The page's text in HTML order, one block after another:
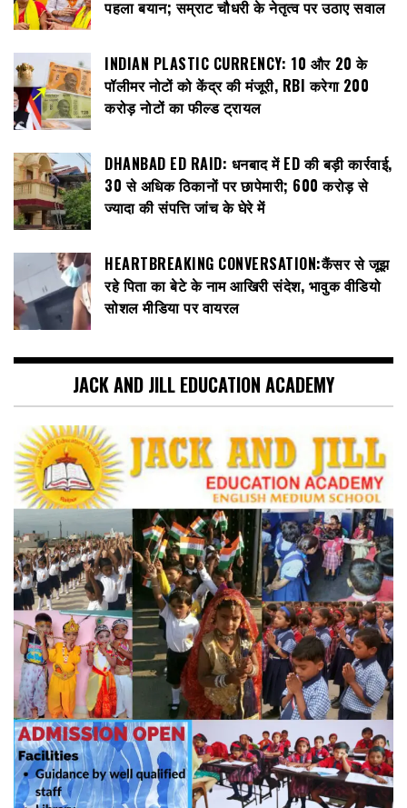
पहला बयान; सम्राट चौधरी के नेतृत्व पर उठाए सवाल
INDIAN PLASTIC CURRENCY: ₹10 और ₹20 के
पॉलीमर नोटों को केंद्र की मंजूरी, RBI करेगा 200
करोड़ नोटों का फील्ड ट्रायल
DHANBAD ED RAID: धनबाद में ED की बड़ी कार्रवाई,
30 से अधिक ठिकानों पर छापेमारी; 600 करोड़ से
ज्यादा की संपत्ति जांच के घेरे में
HEARTBREAKING CONVERSATION:कैंसर से जूझ
रहे पिता का बेटे के नाम आखिरी संदेश, भावुक वीडियो
सोशल मीडिया पर वायरल
JACK AND JILL EDUCATION ACADEMY